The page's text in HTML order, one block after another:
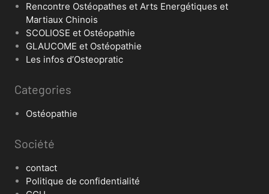
Rencontre Ostéopathes et Arts Energétiques et
Martiaux Chinois
SCOLIOSE et Ostéopathie
GLAUCOME et Ostéopathie
Les infos d’Osteopratic
Categories
Ostéopathie
Société
contact
Politique de confidentialité